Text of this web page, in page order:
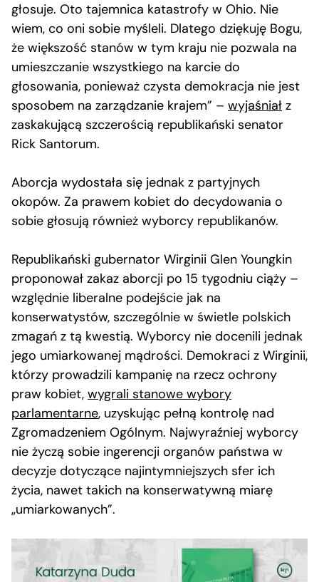
głosuje. Oto tajemnica katastrofy w Ohio. Nie
wiem, co oni sobie myśleli. Dlatego dziękuję Bogu,
że większość stanów w tym kraju nie pozwala na
umieszczanie wszystkiego na karcie do
głosowania, ponieważ czysta demokracja nie jest
sposobem na zarządzanie krajem” – wyjaśniał z
zaskakującą szczerością republikański senator
Rick Santorum.
Aborcja wydostała się jednak z partyjnych
okopów. Za prawem kobiet do decydowania o
sobie głosują również wyborcy republikanów.
Republikański gubernator Wirginii Glen Youngkin
proponował zakaz aborcji po 15 tygodniu ciąży –
względnie liberalne podejście jak na
konserwatystów, szczególnie w świetle polskich
zmagań z tą kwestią. Wyborcy nie docenili jednak
jego umiarkowanej mądrości. Demokraci z Wirginii,
którzy prowadzili kampanię na rzecz ochrony
praw kobiet, wygrali stanowe wybory
parlamentarne, uzyskując pełną kontrolę nad
Zgromadzeniem Ogólnym. Najwyraźniej wyborcy
nie życzą sobie ingerencji organów państwa w
decyzje dotyczące najintymniejszych sfer ich
życia, nawet takich na konserwatywną miarę
„umiarkowanych”.